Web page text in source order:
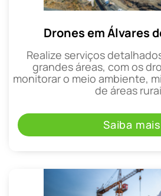
Drones em Álvares
Realize serviços
grandes áreas, com os
monitorar o meio ambiente,
de áreas
Saiba mais